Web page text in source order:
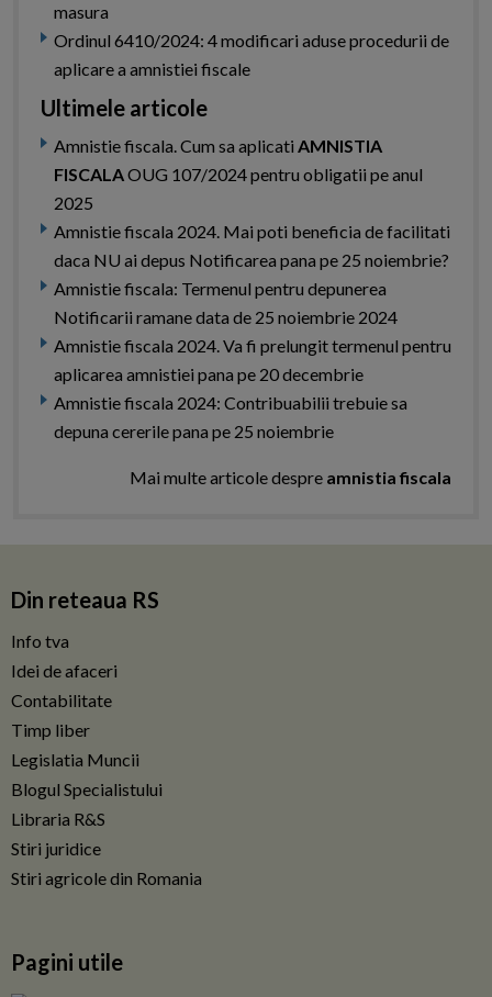
masura
Ordinul 6410/2024: 4 modificari aduse procedurii de
aplicare a amnistiei fiscale
Ultimele articole
Amnistie fiscala. Cum sa aplicati AMNISTIA
FISCALAOUG 107/2024 pentru obligatii pe anul
2025
Amnistie fiscala 2024. Mai poti beneficia de facilitati
daca NU ai depus Notificarea pana pe 25 noiembrie?
Amnistie fiscala: Termenul pentru depunerea
Notificarii ramane data de 25 noiembrie 2024
Amnistie fiscala 2024. Va fi prelungit termenul pentru
aplicarea amnistiei pana pe 20 decembrie
Amnistie fiscala 2024: Contribuabilii trebuie sa
depuna cererile pana pe 25 noiembrie
Mai multe articole despre amnistia fiscala
Din reteaua RS
Info tva
Idei de afaceri
Contabilitate
Timp liber
Legislatia Muncii
Blogul Specialistului
Libraria R&S
Stiri juridice
Stiri agricole din Romania
Pagini utile